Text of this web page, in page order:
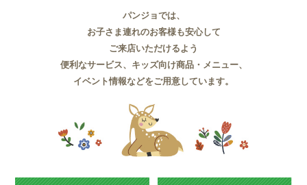
パンジョでは、
お子さま連れのお客様も安心して
ご来店いただけるよう
便利なサービス、キッズ向け商品・メニュー、
イベント情報などをご用意しています。